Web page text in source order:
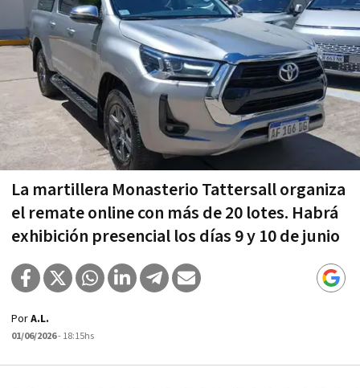
La martillera Monasterio Tattersall organiza
el remate online con más de 20 lotes. Habrá
exhibición presencial los días 9 y 10 de junio
PorA.L.
01/06/2026- 18:15hs